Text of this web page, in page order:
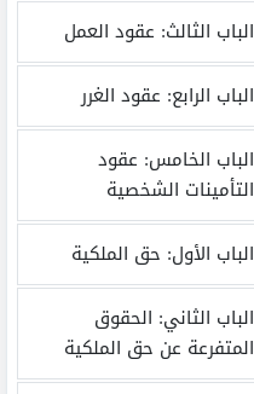
الباب الثالث: عقود العمل
الباب الرابع: عقود الغرر
الباب الخامس: عقود
التأمينات الشخصية
الباب الأول: حق الملكية
الباب الثاني: الحقوق
المتفرعة عن حق الملكية